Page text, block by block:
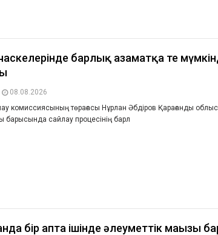
барлық азаматқа тең
08.08.2026
комиссиясының төрағасы Нұрлан Әбдіров Қарағанды
барысында сайлау процесінің барл
бір апта ішінде әлеуметтік маңызы